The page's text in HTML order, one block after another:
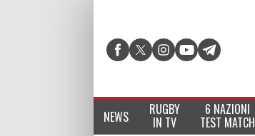
NEWS RUGBY
IN TV
6 NAZIONI
TEST MATCH